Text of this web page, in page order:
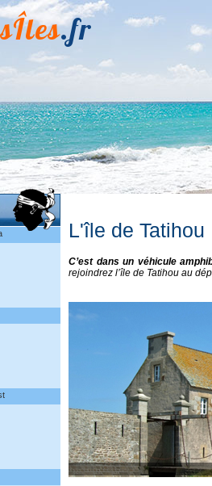
.fr
L'île de Tatihou
C’est dans un véhicule
rejoindrez l’île de Tatihou au